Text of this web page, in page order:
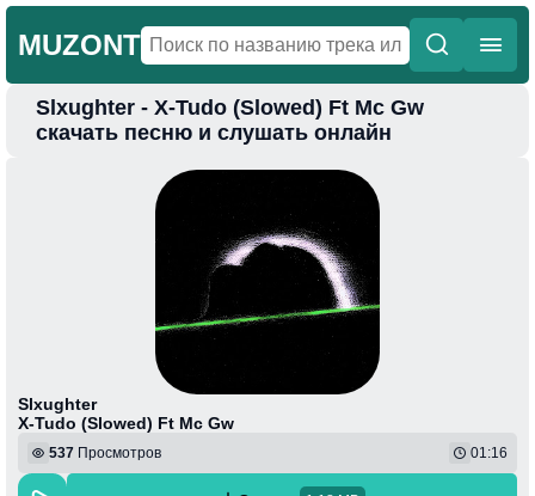
MUZONT
Главная
Slxughter - X-Tudo (Slowed) Ft Mc Gw
скачать песню и слушать онлайн
Slxughter
X-Tudo (Slowed) Ft Mc Gw
537 Просмотров 01:16